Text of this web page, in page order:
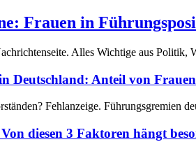
Frauen in
Alles Wichtige aus Politik,
Deutschland: Anteil von
Fehlanzeige. Führungsgremien
diesen 3 Faktoren hängt